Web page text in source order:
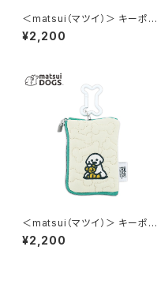
＜matsui（マツイ）＞ キーポー
チ（リール付き） matsui DOGS
LMA-G005-YE（イエロー）
¥2,200
＜matsui（マツイ）＞ キーポー
チ（リール付き） matsui DOGS
LMA-G005-GR（グリーン）
¥2,200